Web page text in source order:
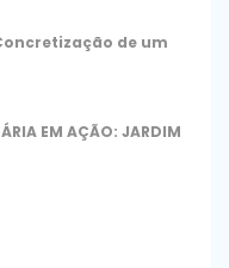
Concretização de um
EM AÇÃO: JARDIM